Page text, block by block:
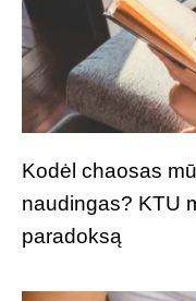
Kodėl chaosas
naudingas? KTU
paradoksą